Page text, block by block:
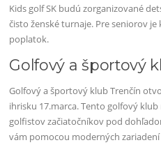
Kids golf SK budú zorganizované
čisto ženské turnaje. Pre seniorov je
poplatok.
Golfový a športový
Golfový a športový klub Trenčín
ihrisku 17.marca. Tento golfový
golfistov začiatočníkov pod
vám pomocou moderných